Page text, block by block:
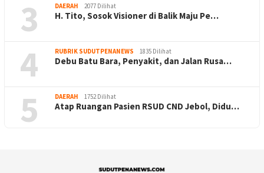
3 DAERAH 2077 Dilihat
H. Tito, Sosok Visioner di Balik Maju Pe…
4 RUBRIK SUDUTPENANEWS 1835 Dilihat
Debu Batu Bara, Penyakit, dan Jalan Rusa…
5 DAERAH 1752 Dilihat
Atap Ruangan Pasien RSUD CND Jebol, Didu…